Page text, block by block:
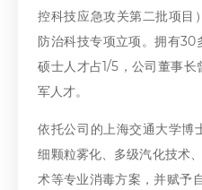
控科技应急攻关第二批项目
防治科技专项立项。拥有30
硕士人才占1/5，公司董事
军人才。
依托公司的上海交通大学博
细颗粒雾化、多级汽化技术
术等专业消毒方案，并赋予